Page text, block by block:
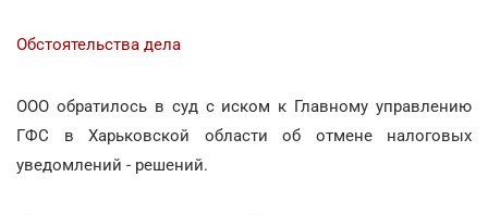
Обстоятельства дела
ООО обратилось в суд с иском к Главному управлению
ГФС в Харьковской области об отмене налоговых
уведомлений - решений.